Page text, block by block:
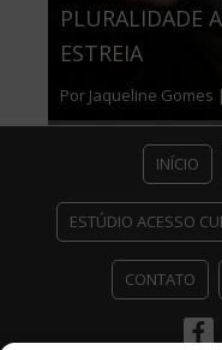
PLURALIDADE
ESTREIA
Por Jaqueline Gomes |
INÍCIO
ESTÚDIO ACESSO
CONTATO